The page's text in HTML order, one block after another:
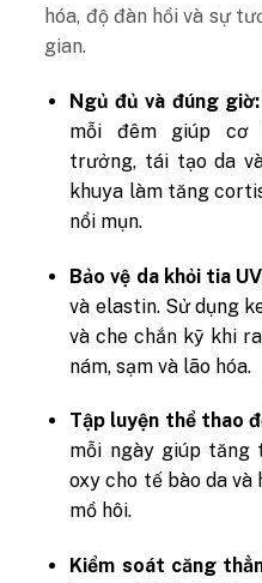
hóa, độ đàn hồi và sự
gian.
Ngủ đủ và đúng giờ:
mỗi đêm giúp cơ
trưởng, tái tạo da
khuya làm tăng
nổi mụn.
Bảo vệ da khỏi tia
và elastin. Sử dụng
và che chắn kỹ khi
nám, sạm và lão hóa.
Tập luyện thể thao
mỗi ngày giúp tăng
oxy cho tế bào da
mồ hôi.
Kiểm soát căng